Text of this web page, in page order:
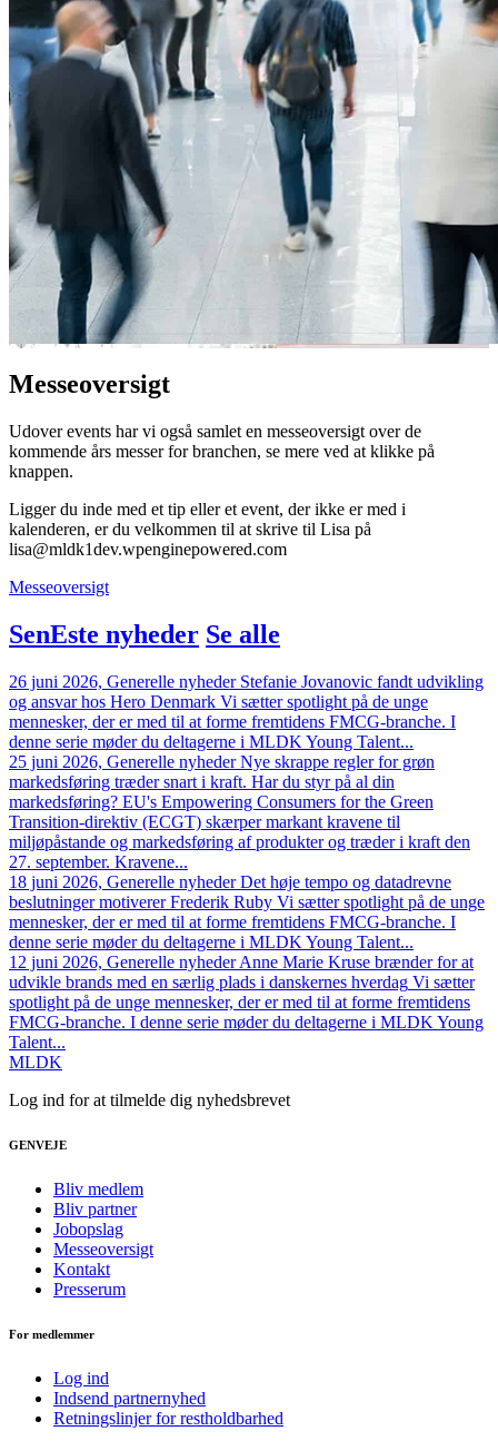
Messeoversigt
Udover events har vi også samlet en messeoversigt over de
kommende års messer for branchen, se mere ved at klikke på
knappen.
Ligger du inde med et tip eller et event, der ikke er med i
kalenderen, er du velkommen til at skrive til Lisa på
lisa@mldk1dev.wpenginepowered.com
Messeoversigt
SenEste nyheder Se alle
26 juni 2026, Generelle nyheder Stefanie Jovanovic fandt udvikling
og ansvar hos Hero Denmark Vi sætter spotlight på de unge
mennesker, der er med til at forme fremtidens FMCG-branche. I
denne serie møder du deltagerne i MLDK Young Talent...
25 juni 2026, Generelle nyheder Nye skrappe regler for grøn
markedsføring træder snart i kraft. Har du styr på al din
markedsføring? EU's Empowering Consumers for the Green
Transition-direktiv (ECGT) skærper markant kravene til
miljøpåstande og markedsføring af produkter og træder i kraft den
27. september. Kravene...
18 juni 2026, Generelle nyheder Det høje tempo og datadrevne
beslutninger motiverer Frederik Ruby Vi sætter spotlight på de unge
mennesker, der er med til at forme fremtidens FMCG-branche. I
denne serie møder du deltagerne i MLDK Young Talent...
12 juni 2026, Generelle nyheder Anne Marie Kruse brænder for at
udvikle brands med en særlig plads i danskernes hverdag Vi sætter
spotlight på de unge mennesker, der er med til at forme fremtidens
FMCG-branche. I denne serie møder du deltagerne i MLDK Young
Talent...
MLDK
Log ind for at tilmelde dig nyhedsbrevet
GENVEJE
Bliv medlem
Bliv partner
Jobopslag
Messeoversigt
Kontakt
Presserum
For medlemmer
Log ind
Indsend partnernyhed
Retningslinjer for restholdbarhed